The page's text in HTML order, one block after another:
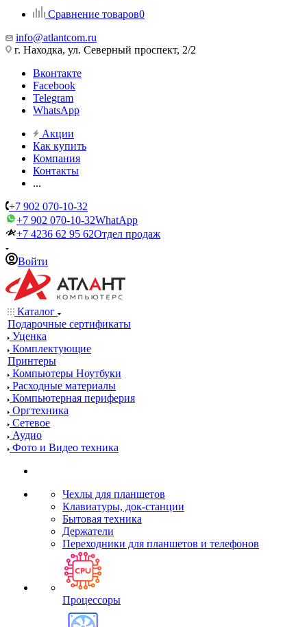
Сравнение товаров0
info@atlantcom.ru
г. Находка, ул. Северный проспект, 2/2
Вконтакте
Facebook
Telegram
WhatsApp
Акции
Как купить
Компания
Контакты
...
+7 902 070-10-32
+7 902 070-10-32WhatApp
+7 4236 62 95 62Отдел продаж
Войти
Каталог
Подарочные сертификаты
Уценка
Комплектующие
Принтеры
Компьютеры Ноутбуки
Расходные материалы
Компьютерная периферия
Оргтехника
Сетевое
Аудио
Фото и Видео техника
Чехлы для планшетов
Клавиатуры, док-станции
Бытовая техника
Держатели
Переходники для планшетов и телефонов
Процессоры